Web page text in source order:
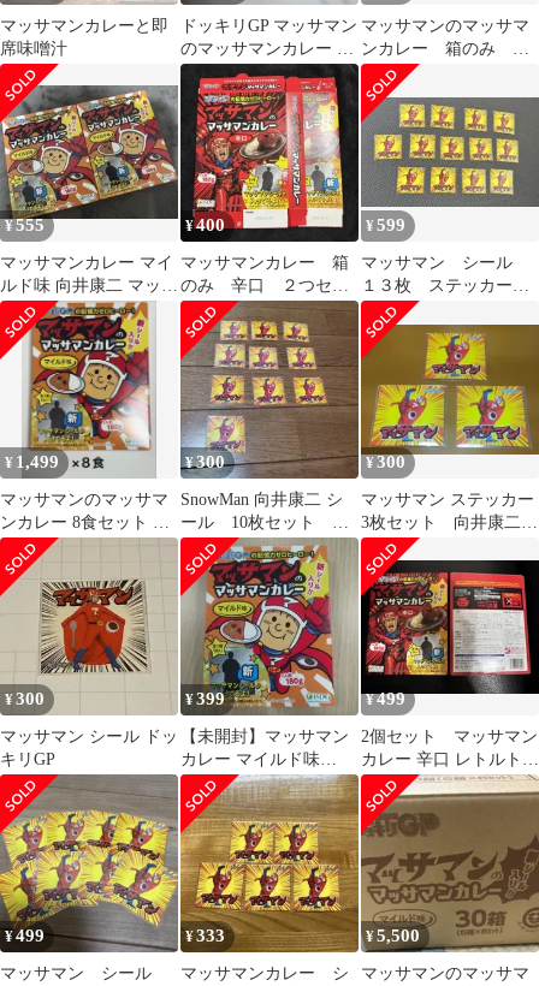
マッサマンカレーと即
席味噌汁
ドッキリGP マッサマン
のマッサマンカレー 5
個セット 辛口
マッサマンのマッサマ
ンカレー 箱のみ ス
テッカー
¥555
マッサマンカレー マイ
ルド味 向井康二 マッサ
マン SnowMan カレー
¥400
マッサマンカレー 箱
のみ 辛口 ２つセッ
ト
¥599
マッサマン シール
１３枚 ステッカー
スノーマン
¥ 1,499
マッサマンのマッサマ
ンカレー 8食セット マ
イルド味 シール付き
¥300
SnowMan 向井康二 シ
ール 10枚セット マ
ッサマンカレー 推し
活
¥300
マッサマン ステッカー
3枚セット 向井康二
ドッキリGP
¥300
マッサマン シール ドッ
キリGP
¥399
【未開封】マッサマン
カレー マイルド味
2026/11/22 1箱
¥499
2個セット マッサマン
カレー 辛口 レトルト
新品 シール付き マ
ッサンカレー
¥499
マッサマン シール
¥333
マッサマンカレー シ
¥5,500
マッサマンのマッサマ